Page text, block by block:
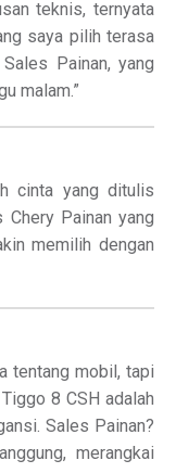
teknis, ternyata
saya pilih terasa
Painan, yang
malam.”
cinta yang ditulis
Painan yang
memilih dengan
tentang mobil, tapi
8 CSH adalah
Sales Painan?
merangkai